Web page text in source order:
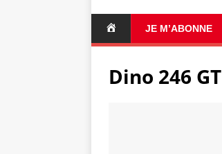
C
U
JE M’ABONNE
Dino 246 GT